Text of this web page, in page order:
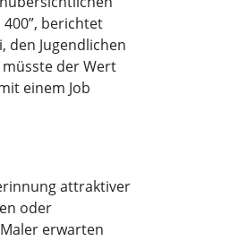
berichtet
den Jugendlichen
der Wert
einem Job
attraktiver
oder
erwarten